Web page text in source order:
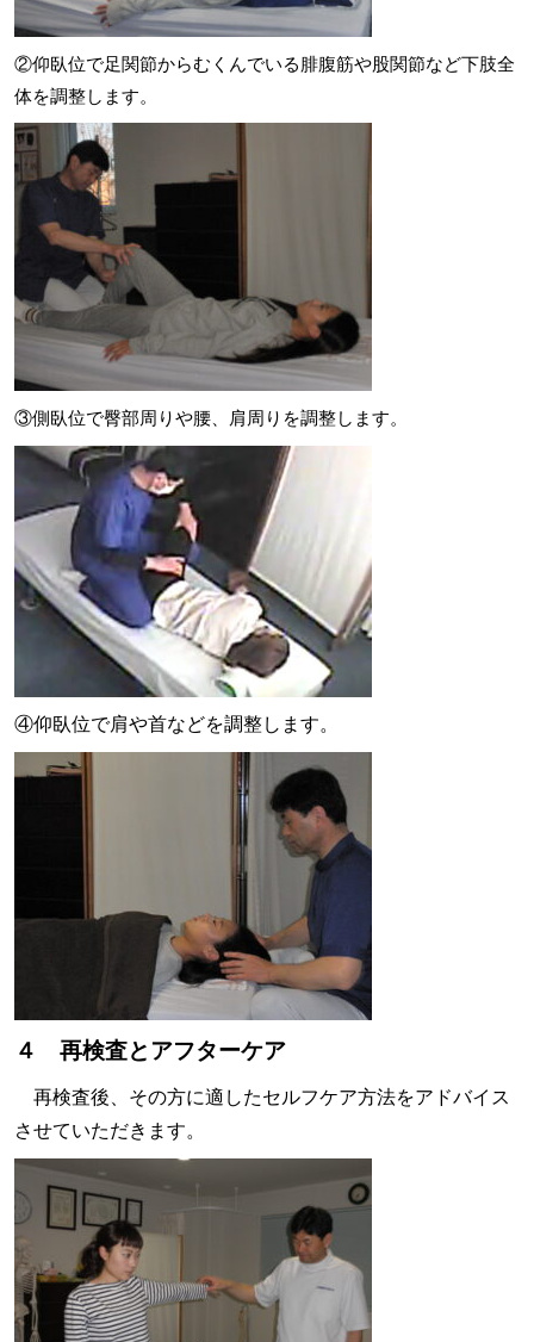
②仰臥位で足関節からむくんでいる腓腹筋や股関節など下肢全
体を調整します。
③側臥位で臀部周りや腰、肩周りを調整します。
④仰臥位で肩や首などを調整します。
４ 再検査とアフターケア
再検査後、その方に適したセルフケア方法をアドバイス
させていただきます。